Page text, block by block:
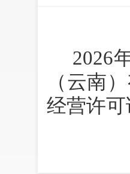
2026
（云南
经营许